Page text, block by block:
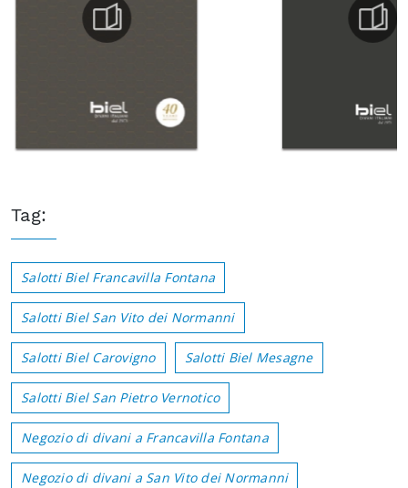
Tag:
Salotti Biel Francavilla Fontana
Salotti Biel San Vito dei Normanni
Salotti Biel Carovigno Salotti Biel Mesagne
Salotti Biel San Pietro Vernotico
Negozio di divani a Francavilla Fontana
Negozio di divani a San Vito dei Normanni